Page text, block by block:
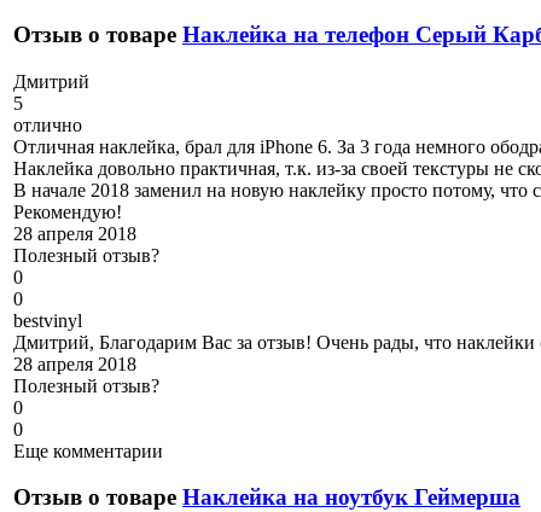
Отзыв о товаре Наклейка на телефон Серый
Дмитрий
5
отлично
Отличная наклейка, брал для iPhone 6. За 3 года немного
Наклейка довольно практичная, т.к. из-за своей текстуры не
В начале 2018 заменил на новую наклейку просто потому, что
Рекомендую!
28 апреля 2018
Полезный отзыв?
0
0
bestvinyl
Дмитрий, Благодарим Вас за отзыв! Очень рады, что
28 апреля 2018
Полезный отзыв?
0
0
Еще комментарии
Отзыв о товаре Наклейка на ноутбук Геймерша